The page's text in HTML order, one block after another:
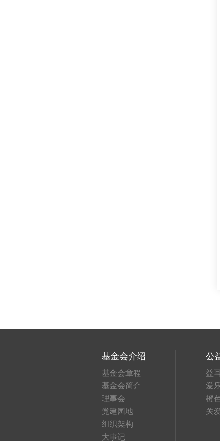
基金会介绍
基金会章程
基金会简介
理事会
党建园地
组织架构
大事记
公
益
爱
橙
关